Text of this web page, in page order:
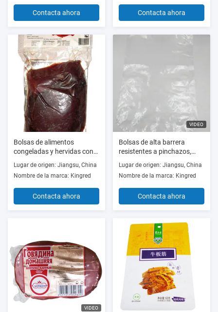
Contacta ahora
de VMPET
Contacta ahora
Bolsas de alimentos
congeladas y hervidas con
agua transparentes de
coextrusión de nylon espeso
Lugar de origen: Jiangsu, China
Nombre de la marca: Kingred
Contacta ahora
VIDEO
Bolsas de alta barrera
resistentes a pinchazos,
aptas para congelador y
barrera de oxígeno para la
conservación de carne
Lugar de origen: Jiangsu, China
Nombre de la marca: Kingred
Contacta ahora
VIDEO